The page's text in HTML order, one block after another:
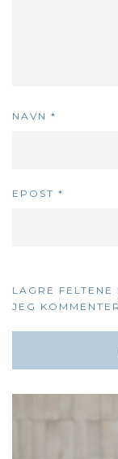
NAVN *
EPOST *
LAGRE FELTENE
JEG